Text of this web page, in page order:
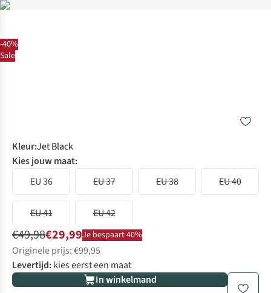
-40%
Sale
Kleur:Jet Black
Kies jouw maat:
EU 36
EU 37 EU 38 EU 40
EU 41 EU 42
€49,98€29,99Je bespaart 40%
Originele prijs: €99,95
Levertijd:kies eerst een maat
In winkelmand